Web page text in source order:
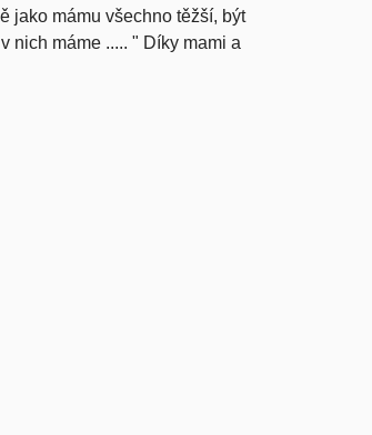
jako mámu všechno těžší, být
nich máme ..... " Díky mami a